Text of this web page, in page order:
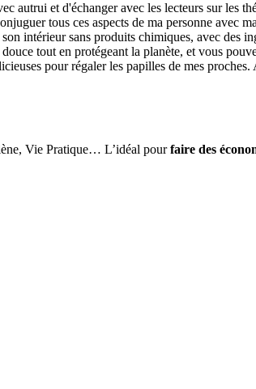
autrui et d'échanger avec les lecteurs sur les
tous ces aspects de ma personne avec
intérieur sans produits chimiques, avec des
tout en protégeant la planète, et vous
pour régaler les papilles de mes
Vie Pratique… L’idéal pourfaire des